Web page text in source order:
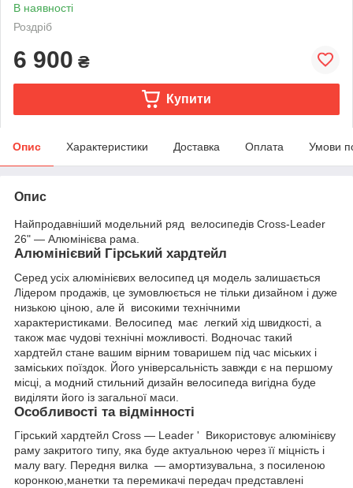
В наявності
Роздріб
6 900 ₴
Купити
Опис Характеристики Доставка Оплата Умови
Опис
Найпродавніший модельний ряд велосипедів Cross-Leader
26" — Алюмінієва рама.
Алюмінієвий Гірський хардтейл
Серед усіх алюмінієвих велосипед ця модель залишається
Лідером продажів, це зумовлюється не тільки дизайном і дуже
низькою ціною, але й високими технічними
характеристиками. Велосипед має легкий хід швидкості, а
також має чудові технічні можливості. Водночас такий
хардтейл стане вашим вірним товаришем під час міських і
заміських поїздок. Його універсальність завжди є на першому
місці, а модний стильний дизайн велосипеда вигідна буде
виділяти його із загальної маси.
Особливості та відмінності
Гірський хардтейл Cross — Leader ' Використовує алюмінієву
раму закритого типу, яка буде актуальною через її міцність і
малу вагу. Передня вилка — амортизувальна, з посиленою
коронкою,манетки та перемикачі передач представлені